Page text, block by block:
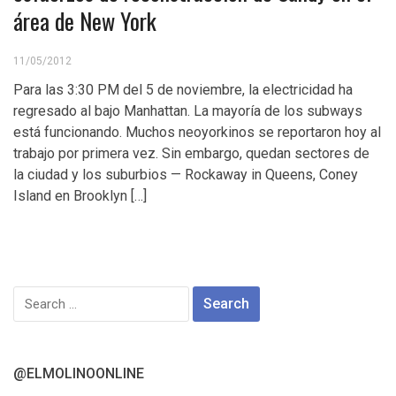
área de New York
11/05/2012
Para las 3:30 PM del 5 de noviembre, la electricidad ha
regresado al bajo Manhattan. La mayoría de los subways
está funcionando. Muchos neoyorkinos se reportaron hoy al
trabajo por primera vez. Sin embargo, quedan sectores de
la ciudad y los suburbios — Rockaway in Queens, Coney
Island en Brooklyn […]
Search
for:
@ELMOLINOONLINE